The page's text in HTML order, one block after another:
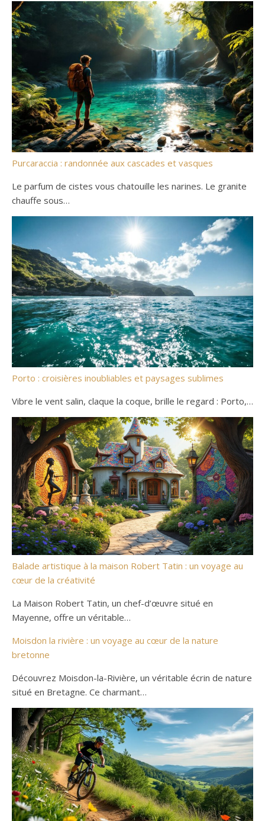
Purcaraccia : randonnée aux cascades et vasques
Le parfum de cistes vous chatouille les narines. Le granite
chauffe sous…
Porto : croisières inoubliables et paysages sublimes
Vibre le vent salin, claque la coque, brille le regard : Porto,…
Balade artistique à la maison Robert Tatin : un voyage au
cœur de la créativité
La Maison Robert Tatin, un chef-d’œuvre situé en
Mayenne, offre un véritable…
Moisdon la rivière : un voyage au cœur de la nature
bretonne
Découvrez Moisdon-la-Rivière, un véritable écrin de nature
situé en Bretagne. Ce charmant…